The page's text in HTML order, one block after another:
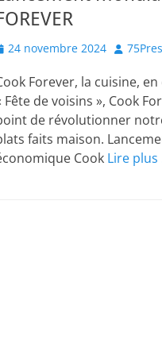
24 novembre 2024 Author
Forever, la cuisine,
Fête de voisins », Cook
de révolutionner
faits maison.
Cook Lire